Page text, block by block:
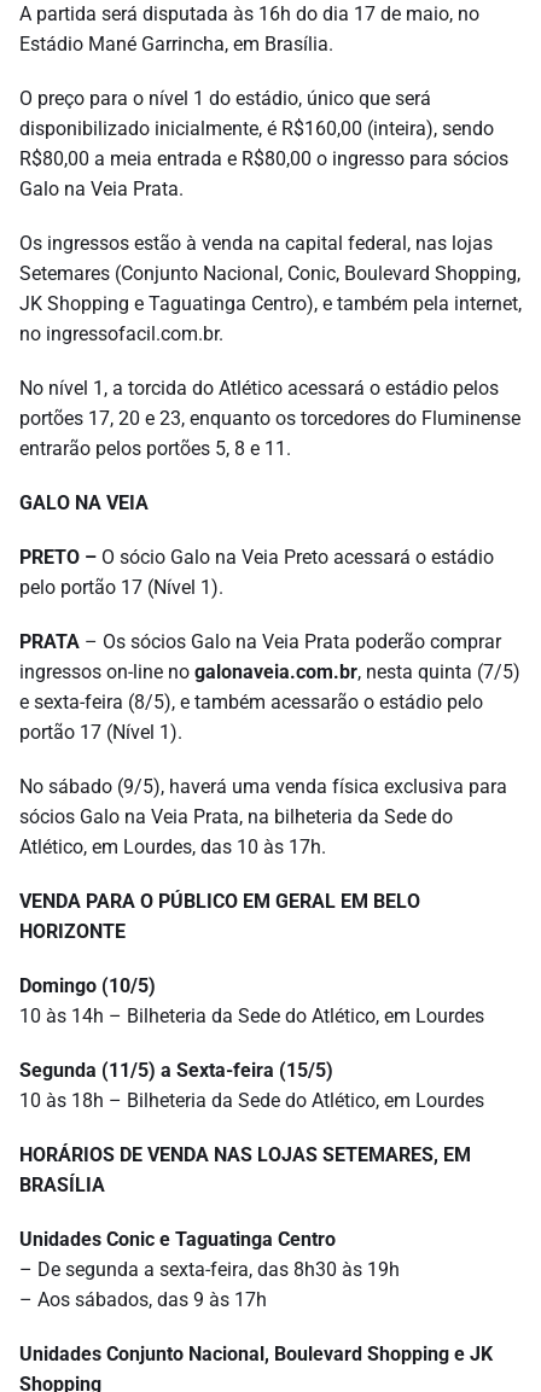
A partida será disputada às 16h do dia 17 de maio, no
Estádio Mané Garrincha, em Brasília.
O preço para o nível 1 do estádio, único que será
disponibilizado inicialmente, é R$160,00 (inteira), sendo
R$80,00 a meia entrada e R$80,00 o ingresso para sócios
Galo na Veia Prata.
Os ingressos estão à venda na capital federal, nas lojas
Setemares (Conjunto Nacional, Conic, Boulevard Shopping,
JK Shopping e Taguatinga Centro), e também pela internet,
no ingressofacil.com.br.
No nível 1, a torcida do Atlético acessará o estádio pelos
portões 17, 20 e 23, enquanto os torcedores do Fluminense
entrarão pelos portões 5, 8 e 11.
GALO NA VEIA
PRETO – O sócio Galo na Veia Preto acessará o estádio
pelo portão 17 (Nível 1).
PRATA – Os sócios Galo na Veia Prata poderão comprar
ingressos on-line no galonaveia.com.br, nesta quinta (7/5)
e sexta-feira (8/5), e também acessarão o estádio pelo
portão 17 (Nível 1).
No sábado (9/5), haverá uma venda física exclusiva para
sócios Galo na Veia Prata, na bilheteria da Sede do
Atlético, em Lourdes, das 10 às 17h.
VENDA PARA O PÚBLICO EM GERAL EM BELO
HORIZONTE
Domingo (10/5)
10 às 14h – Bilheteria da Sede do Atlético, em Lourdes
Segunda (11/5) a Sexta-feira (15/5)
10 às 18h – Bilheteria da Sede do Atlético, em Lourdes
HORÁRIOS DE VENDA NAS LOJAS SETEMARES, EM
BRASÍLIA
Unidades Conic e Taguatinga Centro
– De segunda a sexta-feira, das 8h30 às 19h
– Aos sábados, das 9 às 17h
Unidades Conjunto Nacional, Boulevard Shopping e JK
Shopping